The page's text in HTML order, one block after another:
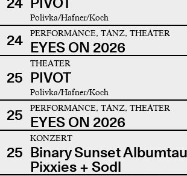
Polivka/Hafner/Koch
24 PERFORMANCE, TANZ, THEATER
EYES ON 2026
25
THEATER
PIVOT
Polivka/Hafner/Koch
25 PERFORMANCE, TANZ, THEATER
EYES ON 2026
25
KONZERT
Binary Sunset
Pixxies + Sodl